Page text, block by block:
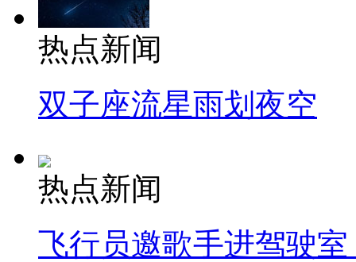
热点新闻
双子座流星雨划夜空
热点新闻
飞行员邀歌手进驾驶